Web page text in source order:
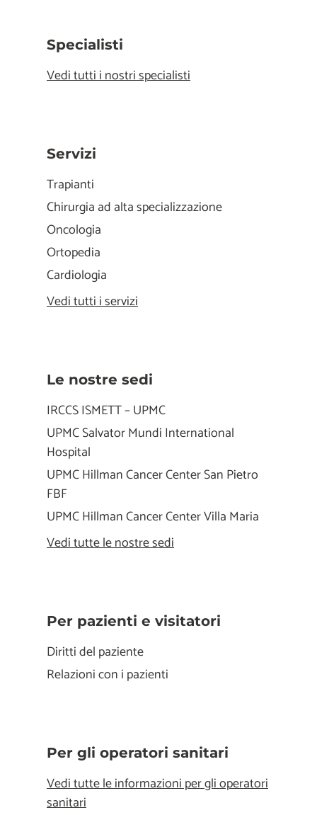
Specialisti
Vedi tutti i nostri specialisti
Servizi
Trapianti
Chirurgia ad alta specializzazione
Oncologia
Ortopedia
Cardiologia
Vedi tutti i servizi
Le nostre sedi
IRCCS ISMETT – UPMC
UPMC Salvator Mundi International
Hospital
UPMC Hillman Cancer Center San Pietro
FBF
UPMC Hillman Cancer Center Villa Maria
Vedi tutte le nostre sedi
Per pazienti e visitatori
Diritti del paziente
Relazioni con i pazienti
Per gli operatori sanitari
Vedi tutte le informazioni per gli operatori
sanitari